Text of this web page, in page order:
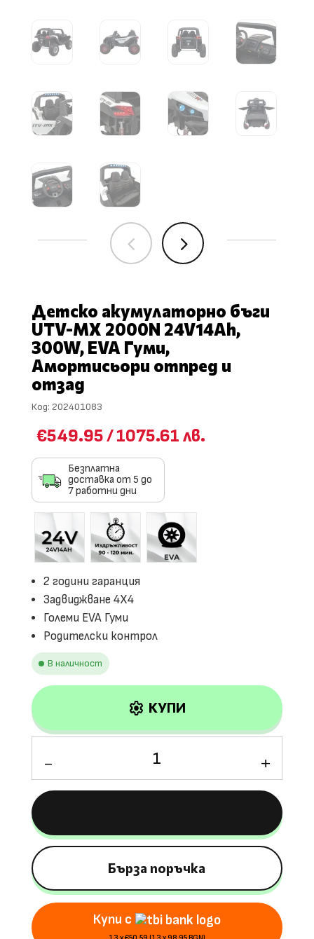
4 5
Детско акумулаторно бъги
UTV-MX 2000N 24V14Ah,
300W, EVA Гуми,
Амортисьори отпред и
отзад
Код: 202401083
€549.95/1075.61 лв.
Безплатна
доставка от 5 до
7 работни дни
2 години гаранция
Задвиджване 4X4
Големи EVA Гуми
Родителски контрол
В наличност
settings КУПИ
Детско
акумулаторно
бъги
UTV-
MX
2000N
24V14Ah,
300W,
EVA
Бърза поръчка
Купи с